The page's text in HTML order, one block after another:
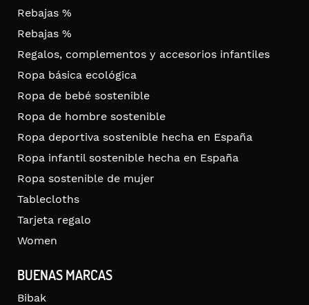
Rebajas %
Rebajas %
Regalos, complementos y accesorios infantiles
Ropa básica ecológica
Ropa de bebé sostenible
Ropa de hombre sostenible
Ropa deportiva sostenible hecha en España
Ropa infantil sostenible hecha en España
Ropa sostenible de mujer
Tablecloths
Tarjeta regalo
Women
BUENAS MARCAS
Bibak